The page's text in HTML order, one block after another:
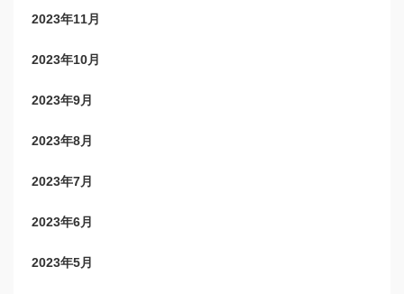
2023年11月
2023年10月
2023年9月
2023年8月
2023年7月
2023年6月
2023年5月